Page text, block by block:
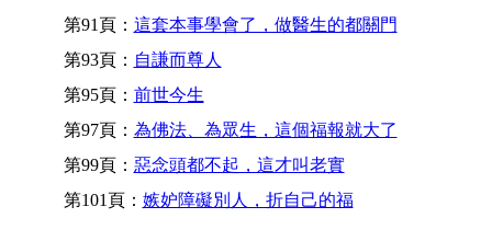
第91頁： 這套本事學會了，做醫生的都關門
第93頁： 自謙而尊人
第95頁： 前世今生
第97頁： 為佛法、為眾生，這個福報就大了
第99頁： 惡念頭都不起，這才叫老實
第101頁： 嫉妒障礙別人，折自己的福